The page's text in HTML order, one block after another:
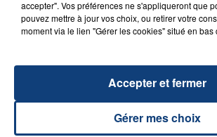
accepter". Vos préférences ne s'appliqueront que
pouvez mettre à jour vos choix, ou retirer votre
moment via le lien "Gérer les cookies" situé en bas
Gérer mes choix
Accepter et fermer